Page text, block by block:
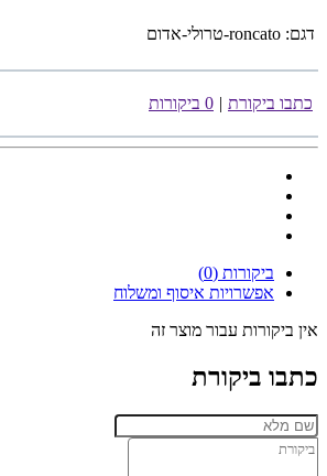
דגם: roncato-טרולי-אדום
כתבו ביקורת | 0 ביקורות
ביקורות (0)
אפשרויות איסוף ומשלוח
אין ביקורות עבור מוצר זה
כתבו ביקורת